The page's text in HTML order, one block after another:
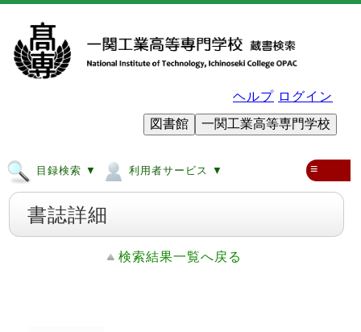
ヘルプ ログイン
図書館
一関工業高等専門学校
目録検索 ▼ 利用者サービス ▼ ≡
書誌詳細
検索結果一覧へ戻る